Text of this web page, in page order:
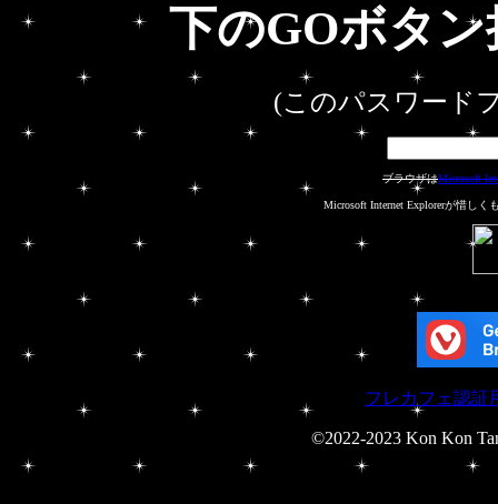
下のGOボタ
(このパスワード
ブラウザはMicrosoft
Microsoft Internet Explorerが惜し
フレカフェ認証
©2022-2023 Kon Kon